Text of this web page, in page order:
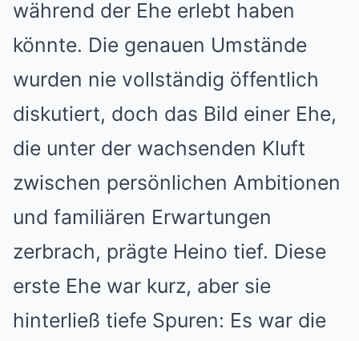
während der Ehe erlebt haben
könnte. Die genauen Umstände
wurden nie vollständig öffentlich
diskutiert, doch das Bild einer Ehe,
die unter der wachsenden Kluft
zwischen persönlichen Ambitionen
und familiären Erwartungen
zerbrach, prägte Heino tief. Diese
erste Ehe war kurz, aber sie
hinterließ tiefe Spuren: Es war die